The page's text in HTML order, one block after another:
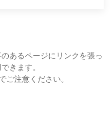
あるページにリンクを張っ
きます。
ご注意ください。